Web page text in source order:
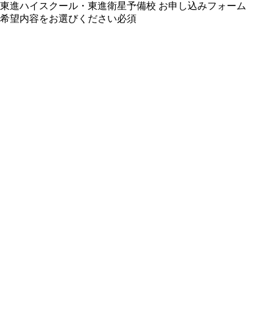
東進ハイスクール・東進衛星予備校 お申し込みフォーム
希望内容をお選びください必須